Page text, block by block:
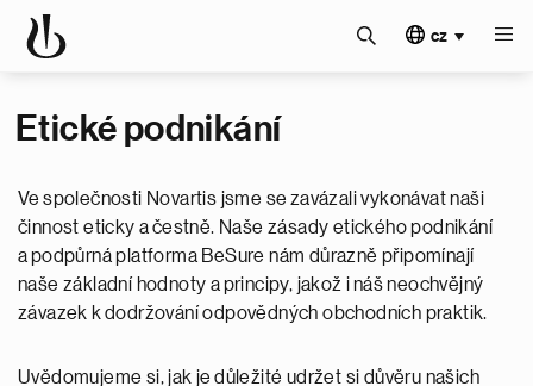
cz
Etické podnikání
Ve společnosti Novartis jsme se zavázali vykonávat naši
činnost eticky a čestně. Naše zásady etického podnikání
a podpůrná platforma BeSure nám důrazně připomínají
naše základní hodnoty a principy, jakož i náš neochvějný
závazek k dodržování odpovědných obchodních praktik.
Uvědomujeme si, jak je důležité udržet si důvěru našich